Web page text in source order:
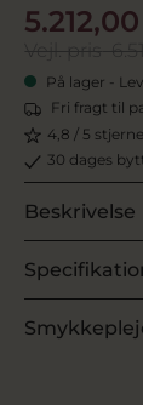
Vejl. pris
På lager -
Fri fragt til
4,8 / 5
30 dages
Beskrivelse